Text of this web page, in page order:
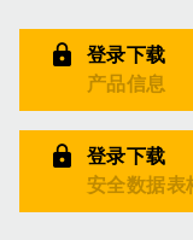
登录下载
产品信息
登录下载
安全数据表